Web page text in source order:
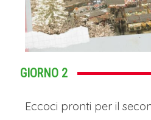
GIORNO 2
Eccoci pronti per il